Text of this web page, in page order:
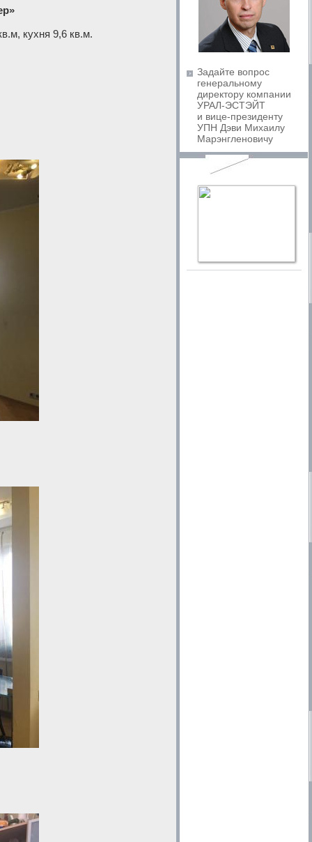
кухня 9,6 кв.м.
Задайте вопрос
генеральному
директору компании
УРАЛ-ЭСТЭЙТ
и вице-президенту
УПН Дэви Михаилу
Марэнгленовичу